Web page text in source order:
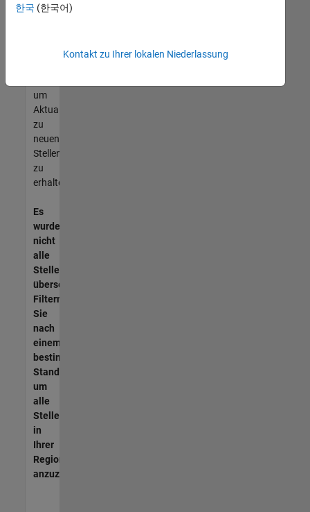
werden
unseres
um
Aktualisierungen
zu
neuen
Stellenangeboten
zu
erhalten.
Es
wurden
nicht
alle
Stellen
übersetzt.
Filtern
Sie
nach
einem
bestimmten
Standort,
um
alle
Stellenangebote
in
Ihrer
Region
anzuzeigen.
한국 (한국어)
Kontakt zu Ihrer lokalen Niederlassung